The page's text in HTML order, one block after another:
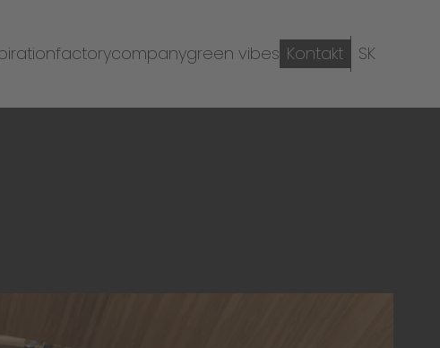
factorycompanygreen vibes Kontakt SK